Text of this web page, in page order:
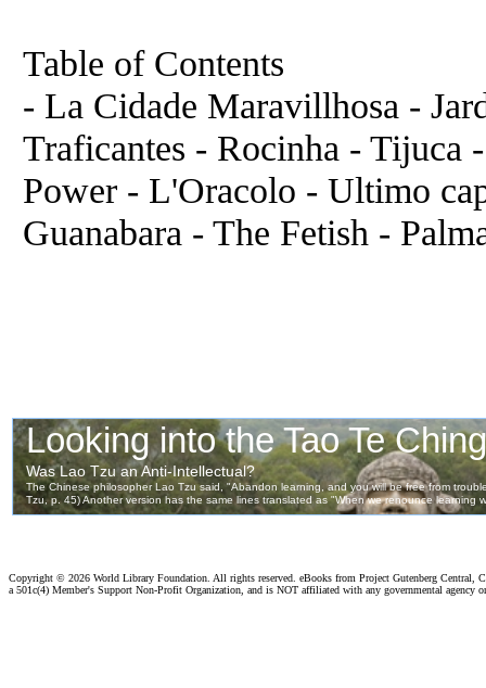
Table of Contents
- La Cidade Maravillhosa -
Traficantes - Rocinha - Tijuca
Power - L'Oracolo - Ultimo
Guanabara - The Fetish -
Copyright © 2026 World Library Foundation. All rights reserved. eBooks from Project Gutenberg Central,
a 501c(4) Member's Support Non-Profit Organization, and is NOT affiliated with any governmental agency